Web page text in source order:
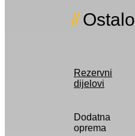
Ostalo
Rezervni
dijelovi
Dodatna
oprema